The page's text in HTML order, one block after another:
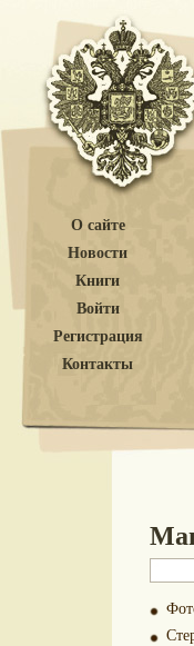
О сайте
Новости
Книги
Войти
Регистрация
Контакты